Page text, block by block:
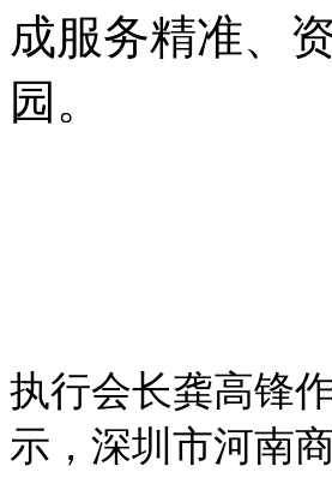
成服务精准、
园。
执行会长龚高锋
示，深圳市河南